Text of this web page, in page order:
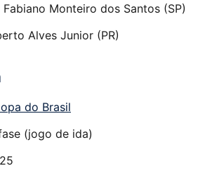
Fabiano Monteiro dos Santos (SP)
Alves Junior (PR)
do Brasil
(jogo de ida)